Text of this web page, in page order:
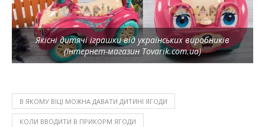
Якісні дитячі іграшки від українських виробників
(Інтернет-магазин Tovarik.com.ua)
В ЯКОМУ ВІЦІ МОЖНА ДАВАТИ ДИТИНІ ЯГОДИ
КОЛИ ВВОДИТИ В ПРИКОРМ ЯГОДИ